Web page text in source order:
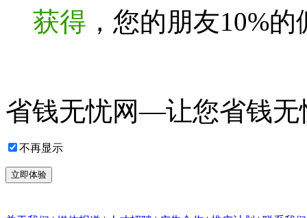
获得 ，您的朋友10%
省钱无忧网—让您省钱无
不再显示
立即体验